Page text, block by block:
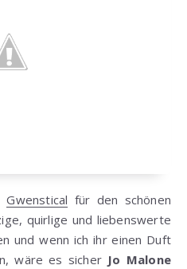
Gwenstical für den schönen
quirlige und liebenswerte
und wenn ich ihr einen Duft
wäre es sicher Jo Malone